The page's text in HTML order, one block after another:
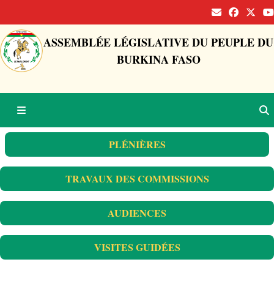
ASSEMBLÉE LÉGISLATIVE DU PEUPLE DU
BURKINA FASO
PLÉNIÈRES
TRAVAUX DES COMMISSIONS
AUDIENCES
VISITES GUIDÉES